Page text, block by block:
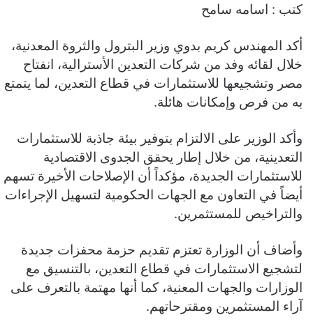
كتب : اسامه سامح
أكد المهندس كريم بدوي وزير البترول والثروة المعدنية،
خلال لقائه وفد من شركات التعدين الأسترالية، انفتاح
مصر وتشجيعها للاستثمارات في قطاع التعدين، لما يتمتع
به من فرص وإمكانات هائلة.
وأكد الوزير على الالتزام بتوفير بيئة جاذبة للاستثمارات
التعدينية، من خلال إطار يحقق الجدوى الاقتصادية
للاستثمارات الجديدة، مؤكداً أن الإصلاحات الأخيرة تسهم
أيضاً في التعاون مع الجهات الحكومية لتسهيل الإجراءات
والتراخيص للمستثمرين.
وأضاف أن الوزارة تعتزم تقديم حزمة محفزات جديدة
لتشجيع الاستثمارات في قطاع التعدين، بالتنسيق مع
الوزارات والجهات المعنية، كما أنها مهتمة بالتعرف على
آراء المستثمرين ومقترحاتهم.